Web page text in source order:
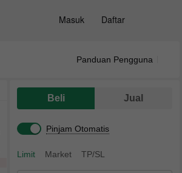
Masuk Daftar
Panduan Pengguna
Beli Jual
Pinjam Otomatis
Limit Market TP/SL